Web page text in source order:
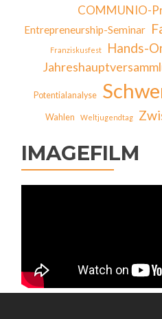
COMMUNIO-
Entrepreneurship-Seminar
Franziskusfest Hands-
Potentialanalyse
Wahlen Weltjugendtag
IMAGEFILM